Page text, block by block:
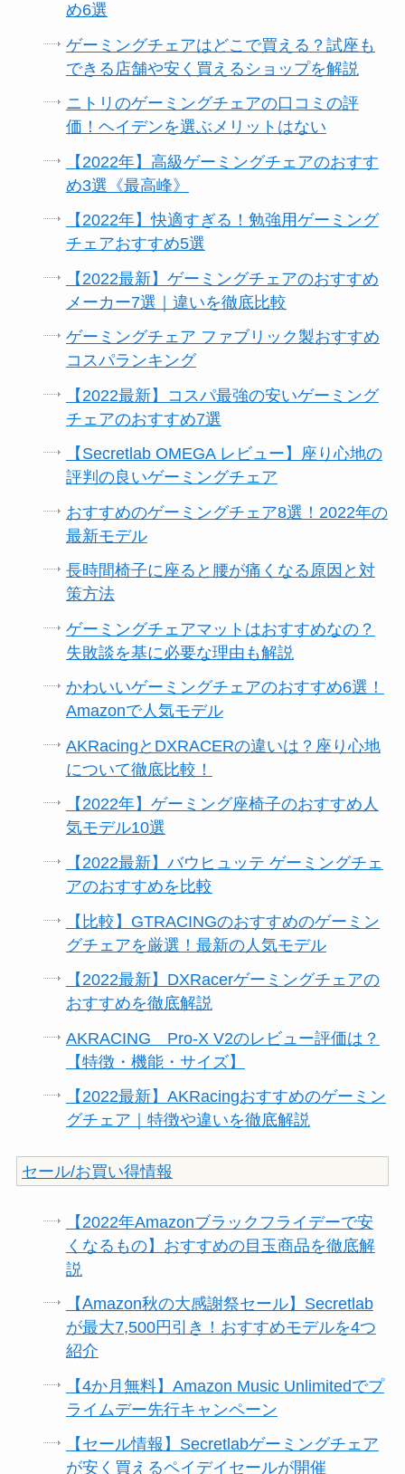
め6選
ゲーミングチェアはどこで買える？試座も
できる店舗や安く買えるショップを解説
ニトリのゲーミングチェアの口コミの評
価！ヘイデンを選ぶメリットはない
【2022年】高級ゲーミングチェアのおすす
め3選《最高峰》
【2022年】快適すぎる！勉強用ゲーミング
チェアおすすめ5選
【2022最新】ゲーミングチェアのおすすめ
メーカー7選｜違いを徹底比較
ゲーミングチェア ファブリック製おすすめ
コスパランキング
【2022最新】コスパ最強の安いゲーミング
チェアのおすすめ7選
【Secretlab OMEGA レビュー】座り心地の
評判の良いゲーミングチェア
おすすめのゲーミングチェア8選！2022年の
最新モデル
長時間椅子に座ると腰が痛くなる原因と対
策方法
ゲーミングチェアマットはおすすめなの？
失敗談を基に必要な理由も解説
かわいいゲーミングチェアのおすすめ6選！
Amazonで人気モデル
AKRacingとDXRACERの違いは？座り心地
について徹底比較！
【2022年】ゲーミング座椅子のおすすめ人
気モデル10選
【2022最新】バウヒュッテ ゲーミングチェ
アのおすすめを比較
【比較】GTRACINGのおすすめのゲーミン
グチェアを厳選！最新の人気モデル
【2022最新】DXRacerゲーミングチェアの
おすすめを徹底解説
AKRACING Pro-X V2のレビュー評価は？
【特徴・機能・サイズ】
【2022最新】AKRacingおすすめのゲーミン
グチェア｜特徴や違いを徹底解説
セール/お買い得情報
【2022年Amazonブラックフライデーで安
くなるもの】おすすめの目玉商品を徹底解
説
【Amazon秋の大感謝祭セール】Secretlab
が最大7,500円引き！おすすめモデルを4つ
紹介
【4か月無料】Amazon Music Unlimitedでプ
ライムデー先行キャンペーン
【セール情報】Secretlabゲーミングチェア
が安く買えるペイデイセールが開催